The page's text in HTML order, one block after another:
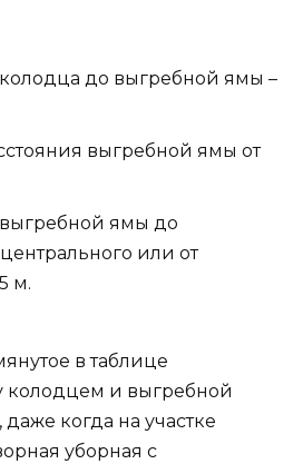
колодца до выгребной ямы –
выгребной ямы от
выгребной ямы до
или от
м.
в таблице
колодцем и выгребной
когда на участке
уборная с